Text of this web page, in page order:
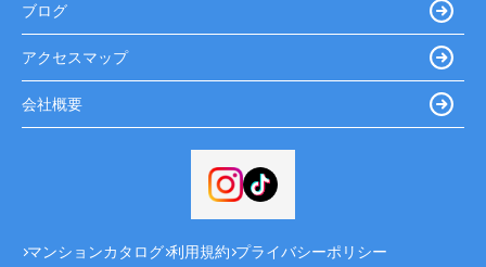
ブログ
アクセスマップ
会社概要
マンションカタログ 利用規約 プライバシーポリシー